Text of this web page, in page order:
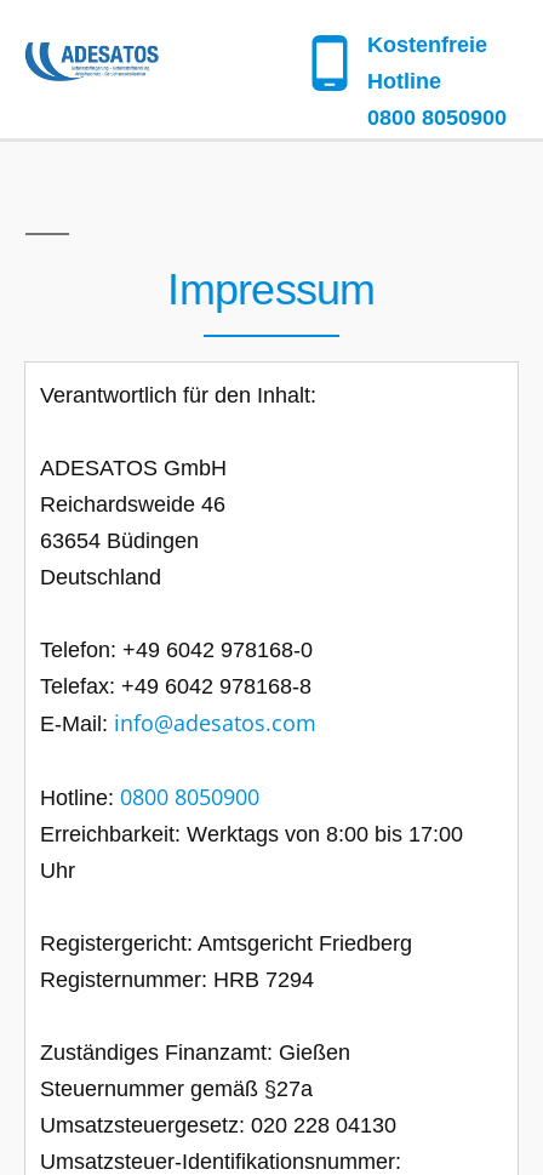
​Kostenfreie
Hotline
​0800 8050900
​Impressum
Verantwortlich für den Inhalt:
ADESATOS GmbH
Reichardsweide 46
63654 Büdingen
Deutschland
Telefon: +49 6042 978168-0
Telefax: +49 6042 978168-8
E-Mail: info@adesatos.com
Hotline: ​ 0800 8050900
Erreichbarkeit: Werktags von 8:00 bis 17:00
Uhr
Registergericht: Amtsgericht Friedberg
Registernummer: HRB 7294
Zuständiges Finanzamt: Gießen
Steuernummer gemäß §27a
Umsatzsteuergesetz: 020 228 04130
Umsatzsteuer-Identifikationsnummer: